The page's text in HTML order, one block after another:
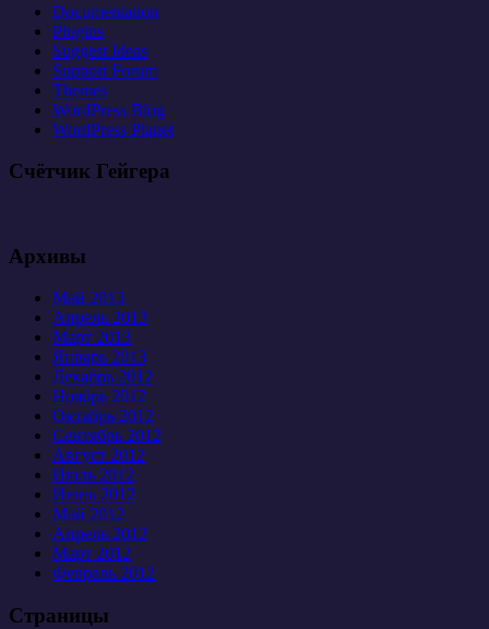
Documentation
Plugins
Suggest Ideas
Support Forum
Themes
WordPress Blog
WordPress Planet
Счётчик Гейгера
Архивы
Май 2013
Апрель 2013
Март 2013
Январь 2013
Декабрь 2012
Ноябрь 2012
Октябрь 2012
Сентябрь 2012
Август 2012
Июль 2012
Июнь 2012
Май 2012
Апрель 2012
Март 2012
Февраль 2012
Страницы